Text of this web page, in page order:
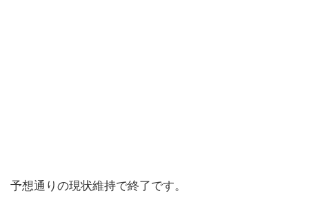
予想通りの現状維持で終了です。